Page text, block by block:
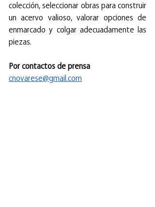
colección, seleccionar obras para construir
un acervo valioso, valorar opciones de
enmarcado y colgar adecuadamente las
piezas.
Por contactos de prensa
cnovarese@gmail.com